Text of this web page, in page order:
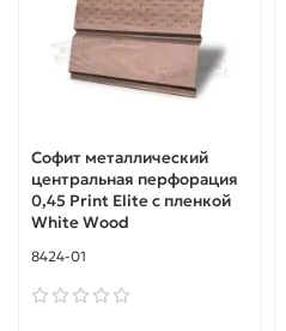
Софит металлический
центральная перфорация
0,45 Print Elite с пленкой
White Wood
8424-01